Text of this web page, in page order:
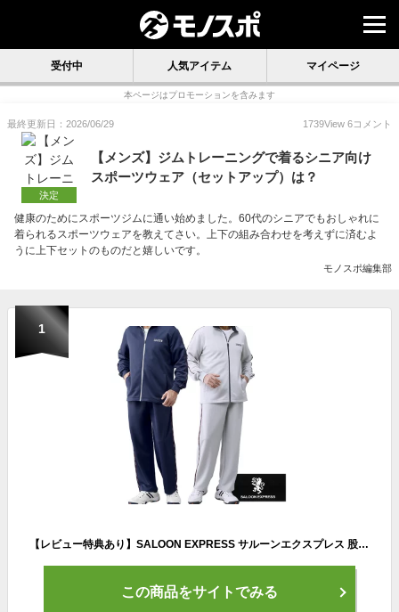
受付中 人気アイテム マイページ
本ページはプロモーションを含みます
最終更新日：2026/06/29 1739View 6コメント
決定
【メンズ】ジムトレーニングで着るシニア向け
スポーツウェア（セットアップ）は？
健康のためにスポーツジムに通い始めました。60代のシニアでもおしゃれに
着られるスポーツウェアを教えてさい。上下の組み合わせを考えずに済むよ
うに上下セットのものだと嬉しいです。
モノスポ編集部
1
【レビュー特典あり】SALOON EXPRESS サルーンエクスプレス 股下選べるジャージスーツ2色組 AS-290[ジャージ 上下 メンズ 父の日 夏 春夏 大きいサイズ パンツ おしゃれ サイドライン シニア ストレートパンツ セット セットアップ ブランド トレーニング]
この商品をサイトでみる